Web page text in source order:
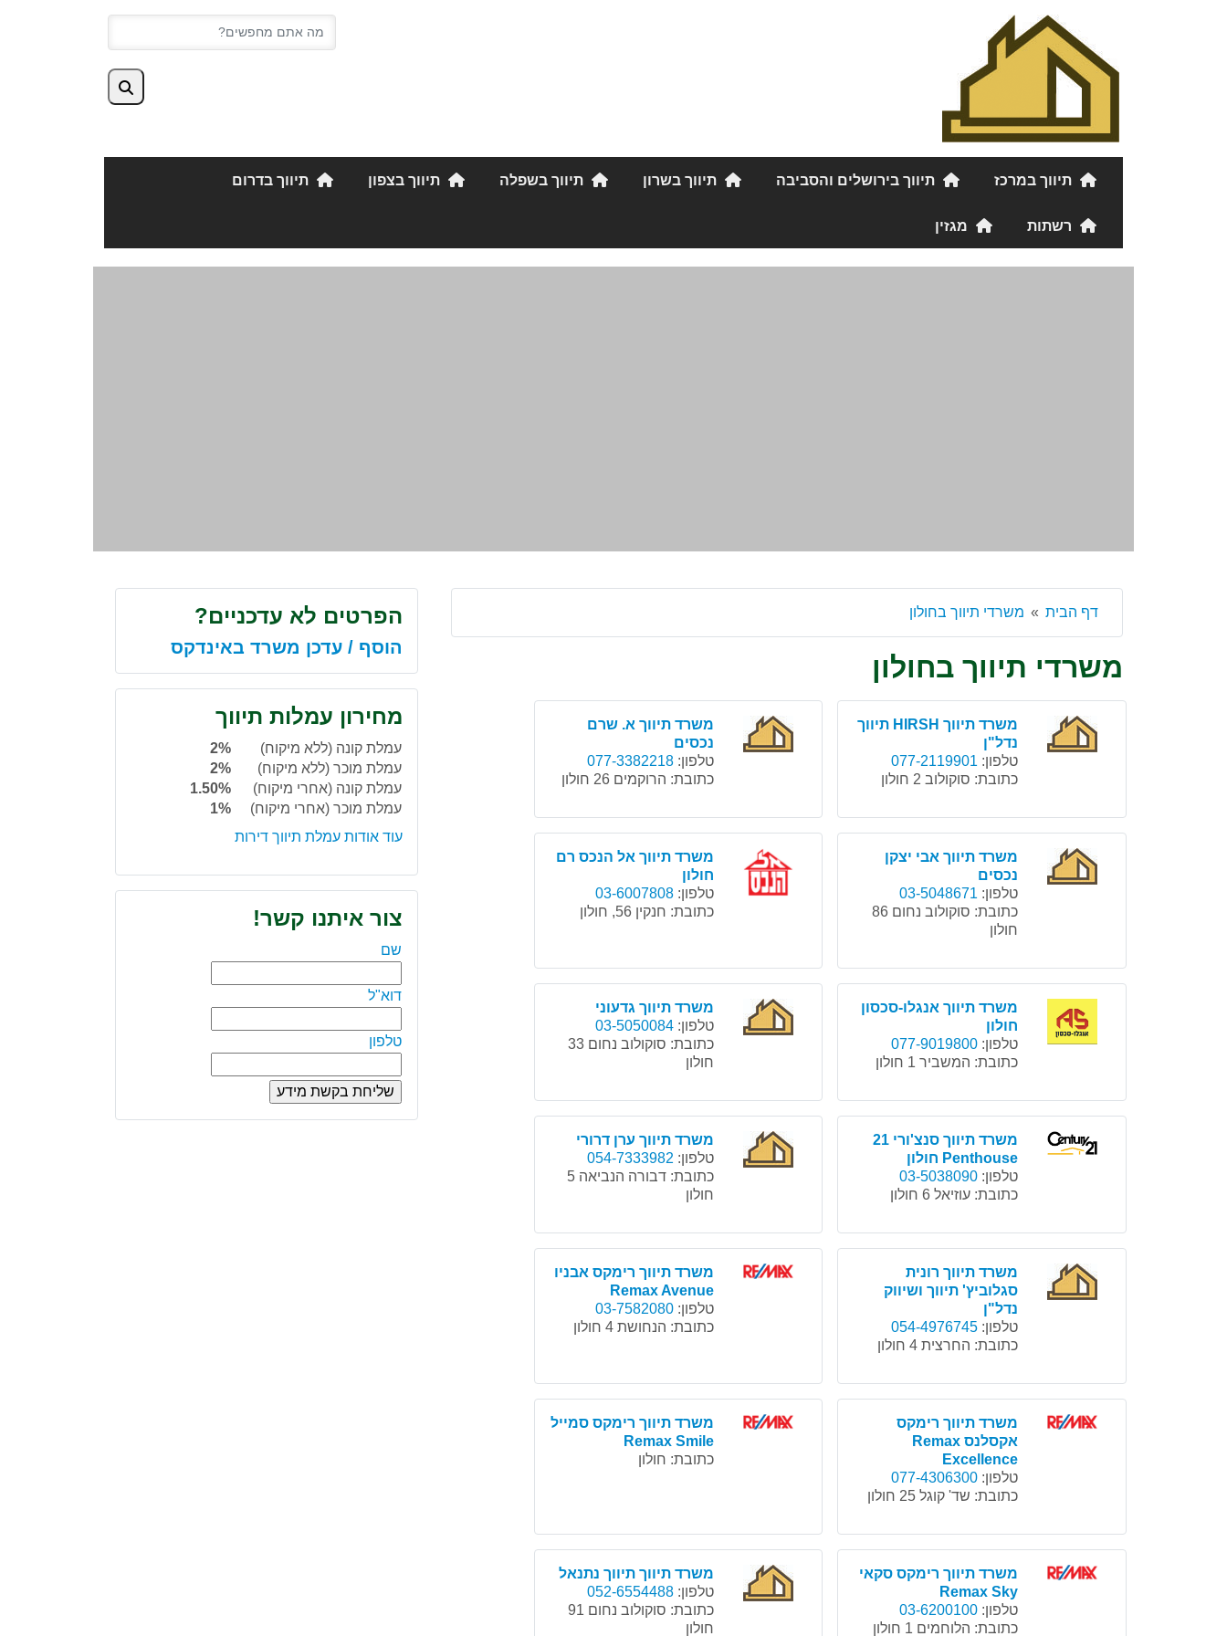
תיווך במרכז תיווך בירושלים והסביבה תיווך בשרון תיווך בשפלה תיווך בצפון תיווך בדרום
רשתות מגזין
דף הבית משרדי תיווך בחולון
משרדי תיווך בחולון
משרד תיווך HIRSH תיווך
נדל"ן
טלפון: 077-2119901
כתובת: סוקולוב 2 חולון
משרד תיווך א. שרם
נכסים
טלפון: 077-3382218
כתובת: הרוקמים 26 חולון
משרד תיווך אבי יצקן
נכסים
טלפון: 03-5048671
כתובת:
סוקולוב נחום 86
חולון
משרד תיווך אל הנכס רם
חולון
טלפון: 03-6007808
כתובת: חנקין 56, חולון
משרד תיווך אנגלו-סכסון
חולון
טלפון:077-9019800
כתובת: המשביר 1 חולון
משרד תיווך גדעוני
טלפון: 03-5050084
כתובת:
סוקולוב נחום 33
חולון
משרד תיווך סנצ'ורי 21
Penthouse חולון
טלפון:03-5038090
כתובת:עוזיאל 6 חולון
משרד תיווך ערן דרורי
טלפון: 054-7333982
כתובת:
דבורה הנביאה 5
חולון
משרד תיווך רונית
סגלוביץ' תיווך ושיווק
נדל"ן
טלפון:
‏054-4976745‏
כתובת: החרצית 4 חולון
משרד תיווך רימקס אבניו
Remax Avenue
טלפון: 03-7582080
כתובת: הנחושת 4 חולון
משרד תיווך רימקס
אקסלנס Remax
Excellence
טלפון:077-4306300
כתובת: שד' קוגל 25 חולון
משרד תיווך רימקס סמייל
Remax Smile
כתובת: חולון
משרד תיווך רימקס סקאי
Remax Sky
טלפון:03-6200100
כתובת: הלוחמים 1 חולון
משרד תיווך תיווך נתנאל
טלפון: 052-6554488
כתובת:
סוקולוב נחום 91
חולון
הפרטים לא עדכניים?
הוסף / עדכן משרד באינדקס
מחירון עמלות תיווך
עמלת קונה (ללא מיקוח)
2%
עמלת מוכר (ללא מיקוח)
2%
עמלת קונה (אחרי מיקוח)
1.50%
עמלת מוכר (אחרי מיקוח)
1%
עוד אודות עמלת תיווך דירות
צור איתנו קשר!
שם
דוא"ל
טלפון